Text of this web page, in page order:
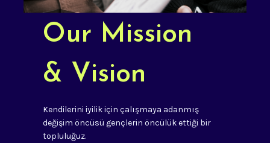
Our Mission
& Vision
Kendilerini iyilik için çalışmaya adanmış
değişim öncüsü gençlerin öncülük ettiği bir
topluluğuz.